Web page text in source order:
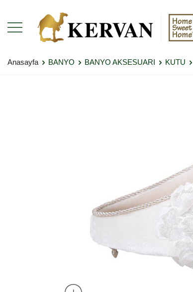
Anasayfa BANYO BANYO AKSESUARI KUTU